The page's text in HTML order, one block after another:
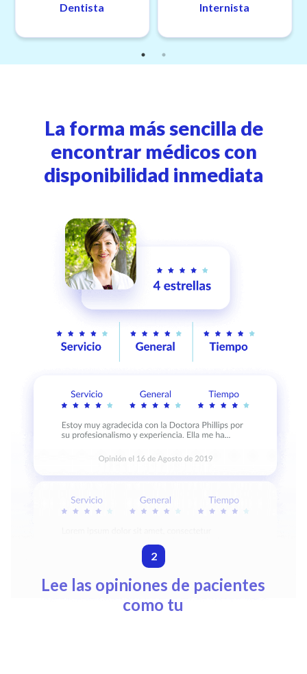
Dentista Internista
La forma más sencilla de
encontrar médicos con
disponibilidad inmediata
2
Lee las opiniones de pacientes
como tu